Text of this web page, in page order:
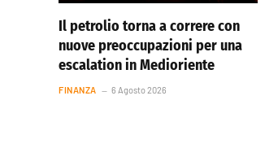
Il petrolio torna a correre con
nuove preoccupazioni per una
escalation in Medioriente
FINANZA 6 Agosto 2026